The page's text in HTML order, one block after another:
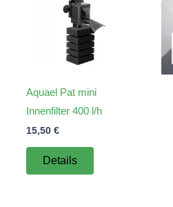
Aquael Pat mini
Innenfilter 400 l/h
15,50 €
Details